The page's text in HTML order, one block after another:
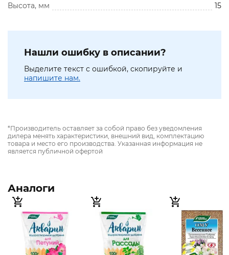
Высота, мм
15
Нашли ошибку в описании?
Выделите текст с ошибкой, скопируйте и
напишите нам.
*Производитель оставляет за собой право без уведомления
дилера менять характеристики, внешний вид, комплектацию
товара и место его производства. Указанная информация не
является публичной офертой
Аналоги